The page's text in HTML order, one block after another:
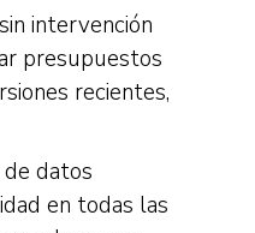
intervención
presupuestos
recientes,
datos
en todas las